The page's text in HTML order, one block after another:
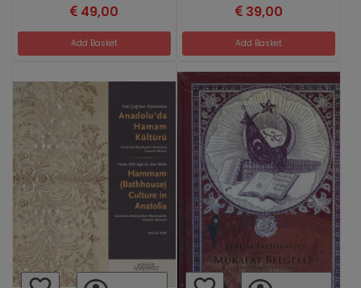
49,00
Add Basket
39,00
Add Basket